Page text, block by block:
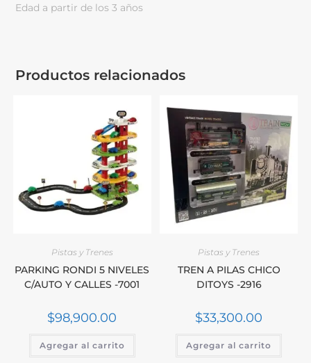
Edad a partir de los 3 años
Productos relacionados
Pistas y Trenes
PARKING RONDI 5 NIVELES
C/AUTO Y CALLES -7001
$98,900.00
Agregar al carrito
Pistas y Trenes
TREN A PILAS CHICO
DITOYS -2916
$33,300.00
Agregar al carrito